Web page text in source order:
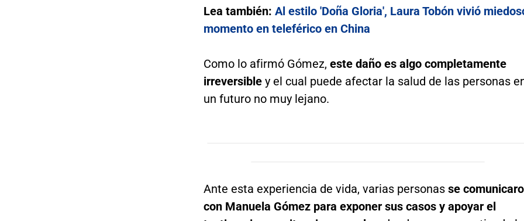
Lea también: Al estilo 'Doña Gloria', Laura Tobón vivió
momento en teleférico en China
Como lo afirmó Gómez, este daño es algo completamente
irreversibley el cual puede afectar la salud de las personas
un futuro no muy lejano.
Ante esta experiencia de vida, varias personas se
con Manuela Gómez para exponer sus casos y apoyar el